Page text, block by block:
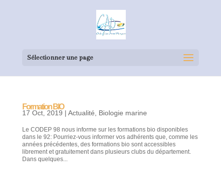
Sélectionner une page
Formation BIO
17 Oct, 2019 | Actualité Biologie marine
Le CODEP 98 nous informe sur les formations bio disponibles
dans le 92: Pourriez-vous informer vos adhérents que, comme les
années précédentes, des formations bio sont accessibles
librement et gratuitement dans plusieurs clubs du département.
Dans quelques...